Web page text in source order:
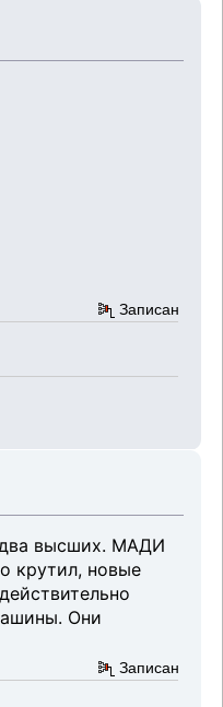
Записан
два высших. МАДИ
крутил, новые
Они
Записан